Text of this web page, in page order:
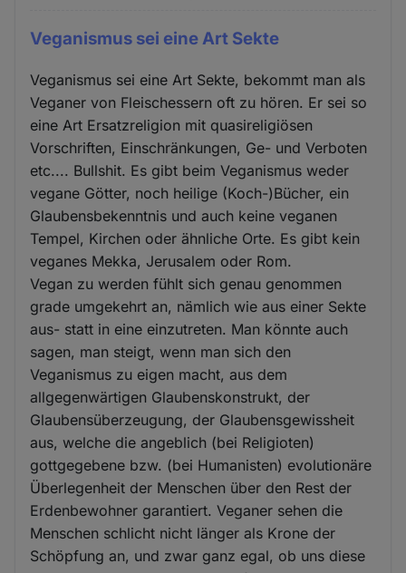
Veganismus sei eine Art Sekte
Veganismus sei eine Art Sekte, bekommt man als
Veganer von Fleischessern oft zu hören. Er sei so
eine Art Ersatzreligion mit quasireligiösen
Vorschriften, Einschränkungen, Ge- und Verboten
etc.... Bullshit. Es gibt beim Veganismus weder
vegane Götter, noch heilige (Koch-)Bücher, ein
Glaubensbekenntnis und auch keine veganen
Tempel, Kirchen oder ähnliche Orte. Es gibt kein
veganes Mekka, Jerusalem oder Rom.
Vegan zu werden fühlt sich genau genommen
grade umgekehrt an, nämlich wie aus einer Sekte
aus- statt in eine einzutreten. Man könnte auch
sagen, man steigt, wenn man sich den
Veganismus zu eigen macht, aus dem
allgegenwärtigen Glaubenskonstrukt, der
Glaubensüberzeugung, der Glaubensgewissheit
aus, welche die angeblich (bei Religioten)
gottgegebene bzw. (bei Humanisten) evolutionäre
Überlegenheit der Menschen über den Rest der
Erdenbewohner garantiert. Veganer sehen die
Menschen schlicht nicht länger als Krone der
Schöpfung an, und zwar ganz egal, ob uns diese